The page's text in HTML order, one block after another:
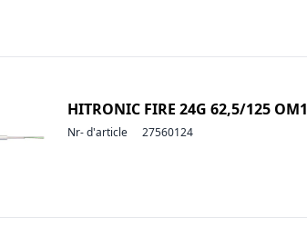
HITRONIC FIRE 24G 62,5/125 OM1
Nr- d'article 27560124